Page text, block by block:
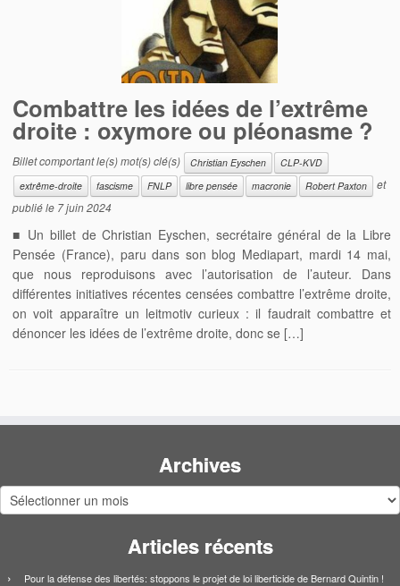
Combattre les idées de l’extrême
droite : oxymore ou pléonasme ?
Billet comportant le(s) mot(s) clé(s) Christian Eyschen
CLP-KVD
extrême-droite
fascisme FNLP libre pensée macronie Robert Paxton
et
publié le 7 juin 2024
■ Un billet de Christian Eyschen, secrétaire général de la Libre
Pensée (France), paru dans son blog Mediapart, mardi 14 mai,
que nous reproduisons avec l’autorisation de l’auteur. Dans
différentes initiatives récentes censées combattre l’extrême droite,
on voit apparaître un leitmotiv curieux : il faudrait combattre et
dénoncer les idées de l’extrême droite, donc se […]
Archives
Archives
Articles récents
Pour la défense des libertés: stoppons le projet de loi liberticide de Bernard Quintin !